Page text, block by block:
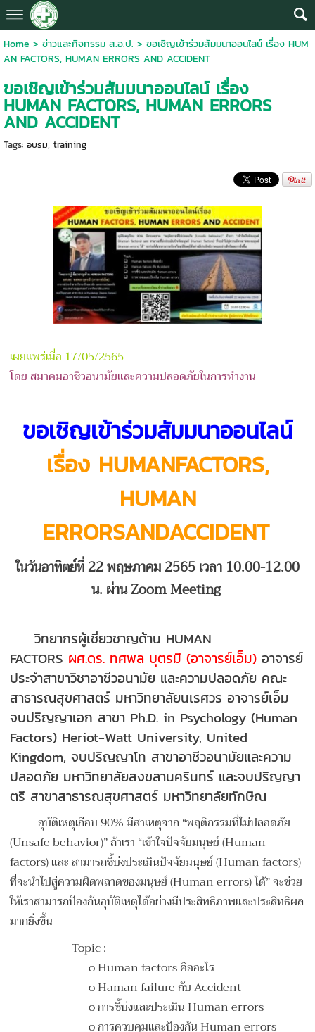
Home > ข่าวและกิจกรรม ส.อ.ป. > ขอเชิญเข้าร่วมสัมมนาออนไลน์ เรื่อง HUM
AN FACTORS, HUMAN ERRORS AND ACCIDENT
ขอเชิญเข้าร่วมสัมมนาออนไลน์ เรื่อง
HUMAN FACTORS, HUMAN ERRORS
AND ACCIDENT
Tags: อบรม, training
เผยแพร่เมื่อ 17/05/2565
โดย สมาคมอาชีวอนามัยและความปลอดภัยในการทำงาน
ขอเชิญเข้าร่วมสัมมนาออนไลน์
เรื่อง HUMANFACTORS,
HUMAN
ERRORSANDACCIDENT
ในวันอาทิตย์ที่ 22 พฤษภาคม 2565เวลา 10.00-12.00
น. ผ่าน Zoom Meeting
วิทยากรผู้เชี่ยวชาญด้าน HUMAN
FACTORS ผศ.ดร. ทศพล บุตรมี (อาจารย์เอ็ม) อาจารย์
ประจำสาขาวิชาอาชีวอนามัย และความปลอดภัย คณะ
สาธารณสุขศาสตร์ มหาวิทยาลัยนเรศวร อาจารย์เอ็ม
จบปริญญาเอก สาขา Ph.D. in Psychology (Human
Factors) Heriot-Watt University, United
Kingdom,จบปริญญาโท สาขาอาชีวอนามัยและความ
ปลอดภัย มหาวิทยาลัยสงขลานครินทร์ และจบปริญญา
ตรี สาขาสาธารณสุขศาสตร์ มหาวิทยาลัยทักษิณ
อุบัติเหตุเกือบ 90% มีสาเหตุจาก “พฤติกรรมที่ไม่ปลอดภัย
(Unsafe behavior)” ถ้าเรา “เข้าใจปัจจัยมนุษย์ (Human
factors) และ สามารถชี้บ่งประเมินปัจจัยมนุษย์ (Human factors)
ที่จะนำไปสู่ความผิดพลาดของมนุษย์ (Human errors) ได้” จะช่วย
ให้เราสามารถปัองกันอุบัติเหตุได้อย่างมีประสิทธิภาพและประสิทธิผล
มากยิ่งขึ้น
Topic :
o Human factors คืออะไร
o Haman failure กับ Accident
o การชี้บ่งและประเมิน Human errors
o การควบคุมและป้องกัน Human errors